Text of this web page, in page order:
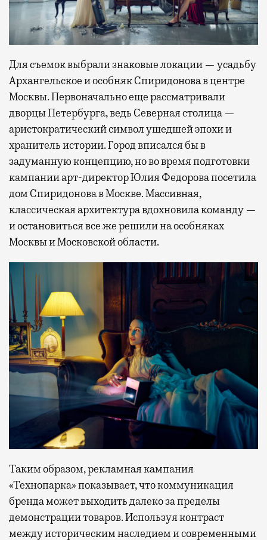
Для съемок выбрали знаковые локации — усадьбу
Архангельское и особняк Спиридонова в центре
Москвы. Первоначально еще рассматривали
дворцы Петербурга, ведь Северная столица —
аристократический символ ушедшей эпохи и
хранитель истории. Город вписался бы в
задуманную концепцию, но во время подготовки
кампании арт-директор Юлия Федорова посетила
дом Спиридонова в Москве. Массивная,
классическая архитектура вдохновила команду —
и остановиться все же решили на особняках
Москвы и Московской области.
Таким образом, рекламная кампания
«Технопарка» показывает, что коммуникация
бренда может выходить далеко за пределы
демонстрации товаров. Используя контраст
между историческим наследием и современными